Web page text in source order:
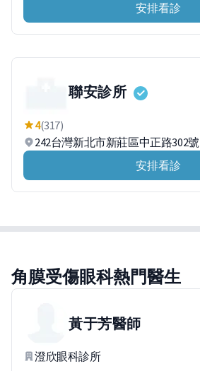
安排看診
聯安診所
4(317)
242台灣新北市新莊區中正路302號
安排看診
角膜受傷眼科熱門醫生
黃于芳醫師
澄欣眼科診所